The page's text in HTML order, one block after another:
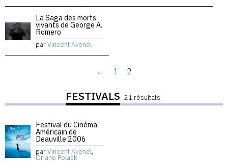
La Saga des morts
vivants de George A.
Romero
parVincent Avenel
← 1 2
FESTIVALS 21 résultats
Festival du Cinéma
Américain de
Deauville 2006
parVincent Avenel,
Oriane Polack